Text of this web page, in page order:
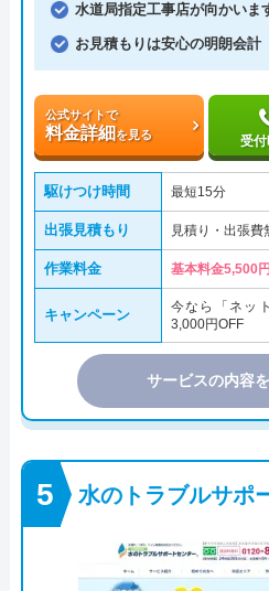
水道局指定工事店が向かいま
お見積もりは安心の明朗会計
公式サイトで
料金詳細を見る 受
駆けつけ時間 最短15分
出張見積もり 見積り・出張費
作業料金 基本料金5,500
キャンペーン
今なら「ネッ
3,000円OFF
サービスの内容
水のトラブルサポ